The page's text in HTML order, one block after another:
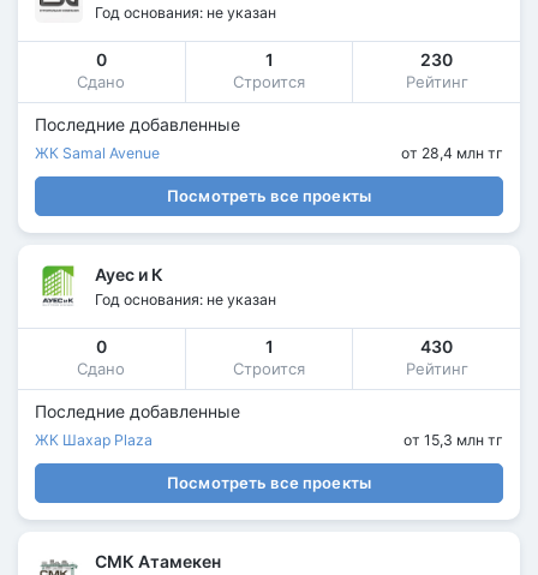
Год основания: не указан
0
Сдано
1
Строится
230
Рейтинг
Последние добавленные
ЖК Samal Avenue от 28,4 млн тг
Посмотреть все проекты
Ауес и К
Год основания: не указан
0
Сдано
1
Строится
430
Рейтинг
Последние добавленные
ЖК Шахар Plaza от 15,3 млн тг
Посмотреть все проекты
СМК Атамекен